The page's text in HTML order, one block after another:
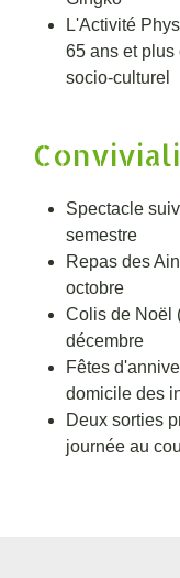
L'Activité
65 ans et plus
socio-culturel
Spectacle
semestre
Repas des
octobre
Colis de Noël
décembre
Fêtes
domicile des
Deux sorties
journée au